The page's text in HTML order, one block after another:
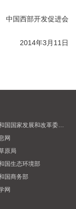
中国西部开发促进会
2014年3月11日
中华人民共和国国家发展和改革委员会
网
原局
国生态环境部
国商务部
网